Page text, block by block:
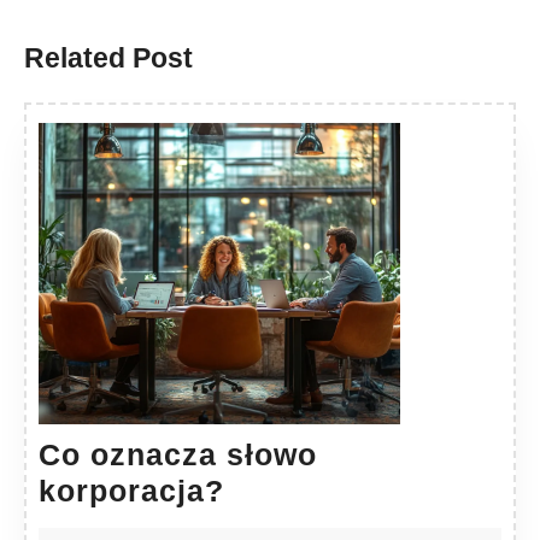
Related Post
Co oznacza słowo
korporacja?